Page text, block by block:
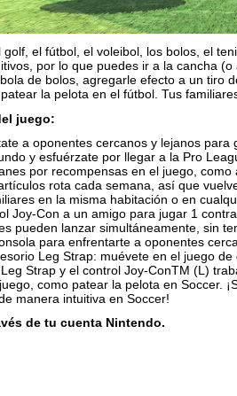
golf, el fútbol, el voleibol, los bolos, el
por lo que puedes ir a la cancha
de bolos, agregarle efecto a un tiro
la pelota en el fútbol. Tus
juego:
a oponentes cercanos y lejanos
y esfuérzate por llegar a la Pro
por recompensas en el juego,
rota cada semana, así que
en la misma habitación o en
Joy-Con a un amigo para jugar 1
pueden lanzar simultáneamente, sin
para enfrentarte a oponentes
Leg Strap: muévete en el juego
Strap y el control Joy-ConTM (L)
como patear la pelota en Soccer.
manera intuitiva en Soccer!
de tu cuenta Nintendo.